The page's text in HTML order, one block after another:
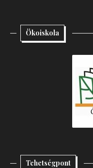
Ökoiskola
Tehetségpont